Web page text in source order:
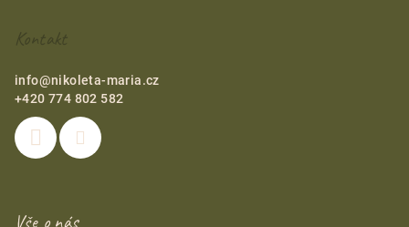
Kontakt
info@nikoleta-maria.cz
+420 774 802 582
Vše o nás